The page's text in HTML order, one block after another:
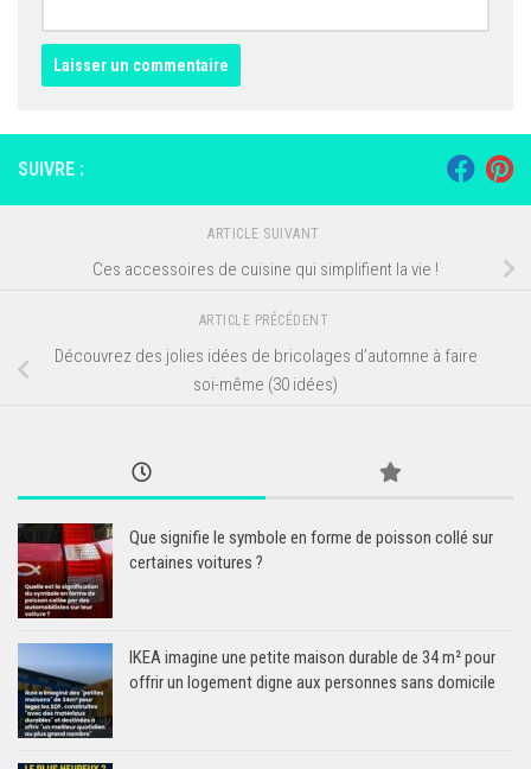
SUIVRE :
ARTICLE SUIVANT
Ces accessoires de cuisine qui simplifient la vie !
ARTICLE PRÉCÉDENT
Découvrez des jolies idées de bricolages d’automne à faire
soi-même (30 idées)
Que signifie le symbole en forme de poisson collé sur
certaines voitures ?
IKEA imagine une petite maison durable de 34 m² pour
offrir un logement digne aux personnes sans domicile